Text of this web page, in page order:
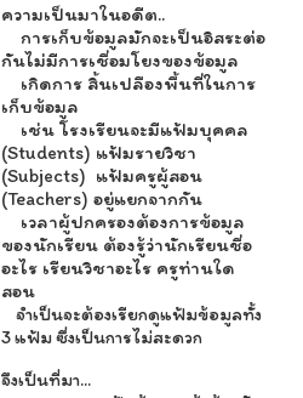
ความเป็นมาในอดีต..
การเก็บข้อมูลมักจะเป็นอิสระต่อ
กันไม่มีการเชื่อมโยงของข้อมูล
เกิดการ สิ้นเปลืองพื้นที่ในการ
เก็บข้อมูล
เช่น โรงเรียนจะมีแฟ้มบุคคล
(Students) แฟ้มรายวิชา
(Subjects) แฟ้มครูผู้สอน
(Teachers) อยู่แยกจากกัน
เวลาผู้ปกครองต้องการข้อมูล
ของนักเรียน ต้องรู้ว่านักเรียนชื่อ
อะไร เรียนวิชาอะไร ครูท่านใด
สอน
จำเป็นจะต้องเรียกดูแฟ้มข้อมูลทั้ง
3 แฟ้ม ซึ่งเป็นการไม่สะดวก
จึงเป็นที่มา...